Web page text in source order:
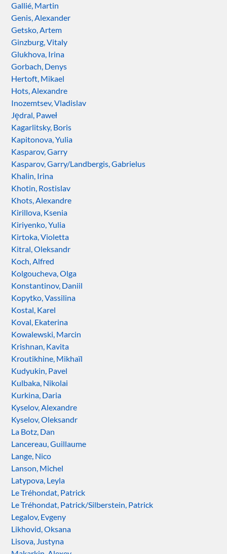
Gallié, Martin
Genis, Alexander
Getsko, Artem
Ginzburg, Vitaly
Glukhova, Irina
Gorbach, Denys
Hertoft, Mikael
Hots, Alexandre
Inozemtsev, Vladislav
Jędral, Paweł
Kagarlitsky, Boris
Kapitonova, Yulia
Kasparov, Garry
Kasparov, Garry/Landbergis, Gabrielus
Khalin, Irina
Khotin, Rostislav
Khots, Alexandre
Kirillova, Ksenia
Kiriyenko, Yulia
Kirtoka, Violetta
Kitral, Oleksandr
Koch, Alfred
Kolgoucheva, Olga
Konstantinov, Daniil
Kopytko, Vassilina
Kostal, Karel
Koval, Ekaterina
Kowalewski, Marcin
Krishnan, Kavita
Kroutikhine, Mikhaïl
Kudyukin, Pavel
Kulbaka, Nikolai
Kurkina, Daria
Kyselov, Alexandre
Kyselov, Oleksandr
La Botz, Dan
Lancereau, Guillaume
Lange, Nico
Lanson, Michel
Latypova, Leyla
Le Tréhondat, Patrick
Le Tréhondat, Patrick/Silberstein, Patrick
Legalov, Evgeny
Likhovid, Oksana
Lisova, Justyna